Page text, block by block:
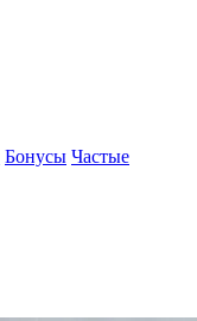
Бонусы Частые